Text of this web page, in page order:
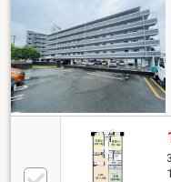
ております！
内を通じてお客
に自信のない方
相談下さい！担